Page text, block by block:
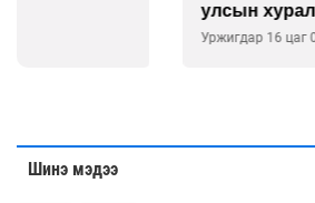
улсын хурал зохион байгуулна
Шинэ мэдээ